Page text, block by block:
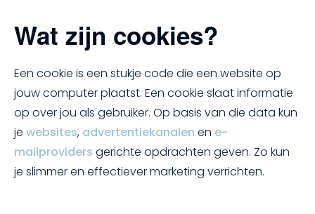
Wat zijn cookies?
Een cookie is een stukje code die een website op
jouw computer plaatst. Een cookie slaat informatie
op over jou als gebruiker. Op basis van die data kun
je websites, advertentiekanalen en e-
mailproviders gerichte opdrachten geven. Zo kun
je slimmer en effectiever marketing verrichten.